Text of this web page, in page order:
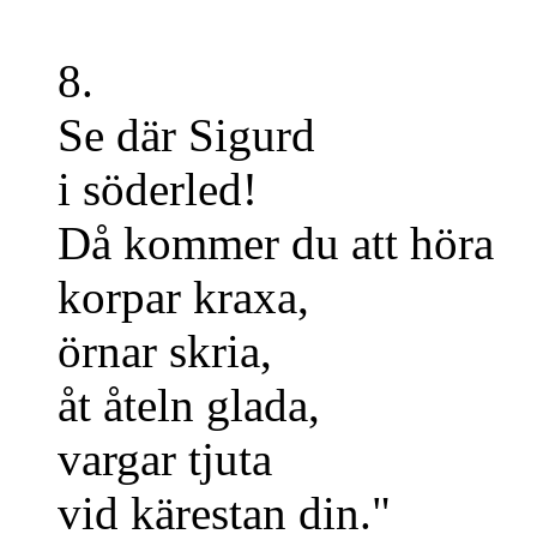
8.
Se där Sigurd
i söderled!
Då kommer du att höra
korpar kraxa,
örnar skria,
åt åteln glada,
vargar tjuta
vid kärestan din."